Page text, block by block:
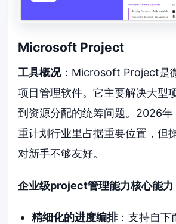
Microsoft Project
工具概况：Microsoft Project是
项目管理软件。它主要解决大型
到资源分配的统筹问题。2026
重计划行业里占据重要位置，但
对新手不够友好。
企业级project管理能力核心能力
精细化的进度编排：支持自下